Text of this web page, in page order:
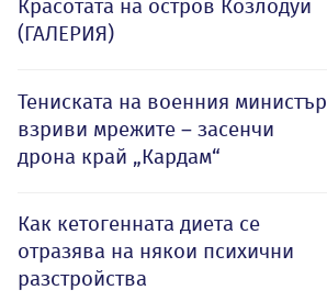
Красотата на остров Козлодуй
(ГАЛЕРИЯ)
Тениската на военния министър
взриви мрежите – засенчи
дрона край „Кардам“
Как кетогенната диета се
отразява на някои психични
разстройства